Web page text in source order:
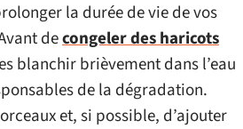
la durée de vie de vos
decongeler des haricots
blanchir brièvement dans l’eau
de la dégradation.
et, si possible, d’ajouter